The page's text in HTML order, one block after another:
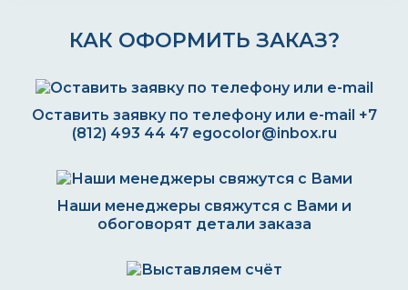
КАК ОФОРМИТЬ ЗАКАЗ?
Оставить заявку по телефону или e-mail +7
(812) 493 44 47 egocolor@inbox.ru
Наши менеджеры свяжутся с Вами и
обоговорят детали заказа